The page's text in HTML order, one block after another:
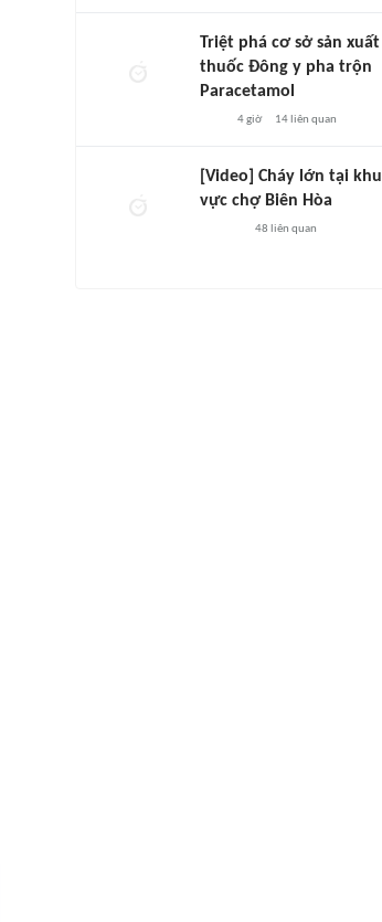
Triệt phá cơ sở sản xuất
thuốc Đông y pha trộn
Paracetamol
4 giờ 14liên quan
[Video] Cháy lớn tại khu
vực chợ Biên Hòa
48 liên quan